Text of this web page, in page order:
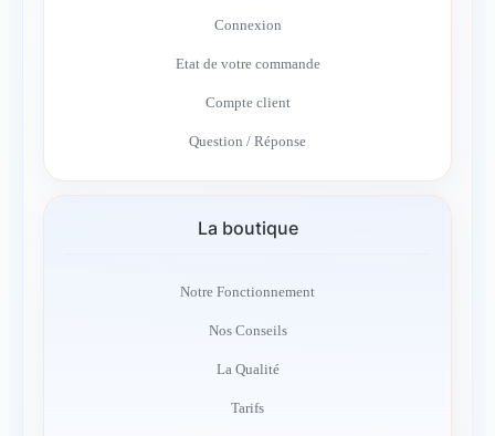
Connexion
Etat de votre commande
Compte client
Question / Réponse
La boutique
Notre Fonctionnement
Nos Conseils
La Qualité
Tarifs